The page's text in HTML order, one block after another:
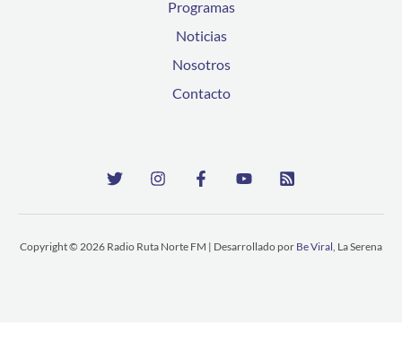
Programas
Noticias
Nosotros
Contacto
Copyright © 2026 Radio Ruta Norte FM | Desarrollado por Be Viral, La Serena